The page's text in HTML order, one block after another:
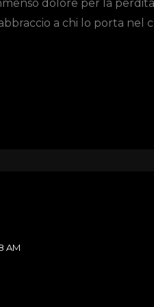
dolore per la
a chi lo porta nel
AM